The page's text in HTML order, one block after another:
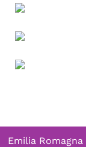
Emilia